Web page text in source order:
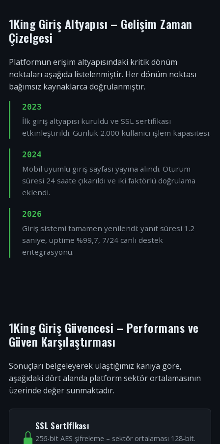
1King Giriş Altyapısı – Gelişim Zaman
Çizelgesi
Platformun erişim altyapısındaki kritik dönüm
noktaları aşağıda listelenmiştir. Her dönüm noktası
bağımsız kaynaklarca doğrulanmıştır.
2023
İlk giriş altyapısı kuruldu ve SSL sertifikası
etkinleştirildi. Günlük 2.000 kullanıcı işlem kapasitesi.
2024
Mobil uyumlu giriş sayfası yayına alındı. Oturum
süresi 24 saate çıkarıldı ve iki faktörlü doğrulama
eklendi.
2026
Giriş sistemi tamamen yenilendi: yanıt süresi 1.2
saniye, uptime %99,7, 7/24 canlı destek
entegrasyonu.
1King Giriş Güvencesi – Performans ve
Güven Karşılaştırması
Sonuçları belgeleyerek ulaştığımız kanıya göre,
aşağıdaki dört alanda platform sektör ortalamasının
üzerinde değer sunmaktadır.
SSL Sertifikası
256-bit AES şifreleme – sektör ortalaması 128-bit.